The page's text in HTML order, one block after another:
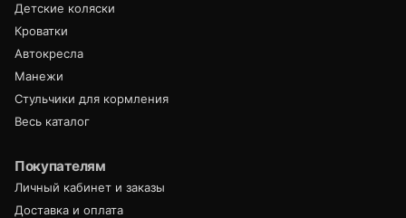
Детские коляски
Кроватки
Автокресла
Манежи
Стульчики для кормления
Весь каталог
Покупателям
Личный кабинет и заказы
Доставка и оплата